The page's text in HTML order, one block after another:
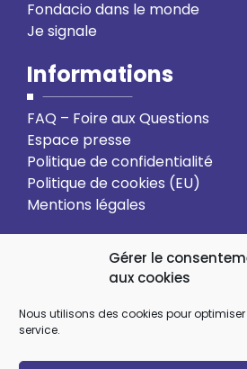
Gérer le
aux cookies
Nous utilisons des cookies pour
service.
Fondacio dans le monde
Je signale
Informations
FAQ – Foire aux Questions
Espace presse
Politique de confidentialité
Politique de cookies (EU)
Mentions légales
Action solidaire